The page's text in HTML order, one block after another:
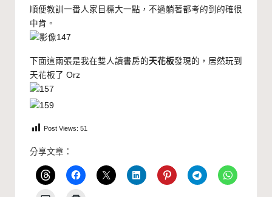
順便教訓一番人家目標大一點，不過躺著都考的到的確很
中肯。
下面這兩張是我在雙人讀書房的天花板發現的，居然玩到
天花板了 Orz
Post Views: 51
分享文章：